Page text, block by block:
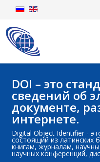
DOI – это
сведений об
документе,
интернете.
Digital Object Identifier -
состоящий из латинских
книгам, журналам,
научных конференций,